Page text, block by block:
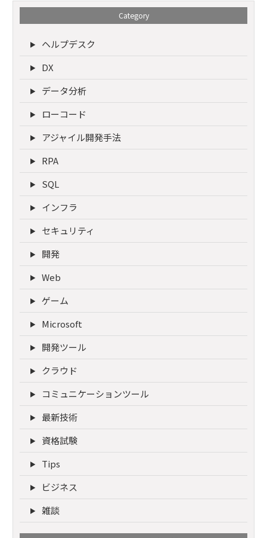
Category
ヘルプデスク
DX
データ分析
ローコード
アジャイル開発手法
RPA
SQL
インフラ
セキュリティ
開発
Web
ゲーム
Microsoft
開発ツール
クラウド
コミュニケーションツール
最新技術
資格試験
Tips
ビジネス
雑談